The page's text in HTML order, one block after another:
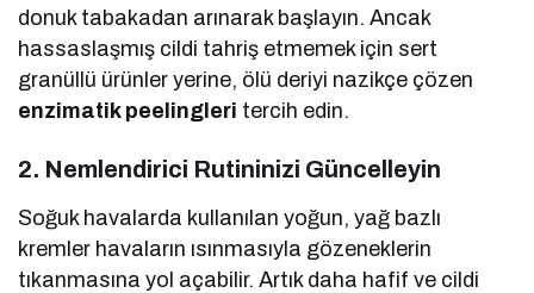
donuk tabakadan arınarak başlayın. Ancak
hassaslaşmış cildi tahriş etmemek için sert
granüllü ürünler yerine, ölü deriyi nazikçe çözen
enzimatik peelingleri tercih edin.
2. Nemlendirici Rutininizi Güncelleyin
Soğuk havalarda kullanılan yoğun, yağ bazlı
kremler havaların ısınmasıyla gözeneklerin
tıkanmasına yol açabilir. Artık daha hafif ve cildi